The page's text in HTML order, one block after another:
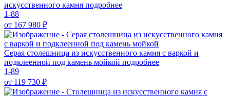
искусственного камня подробнее
1-88
от 167 980 ₽
Серая столешница из искусственного камня с варкой и
подклеенной под камень мойкой подробнее
1-89
от 119 730 ₽